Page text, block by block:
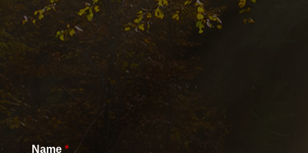
Name *